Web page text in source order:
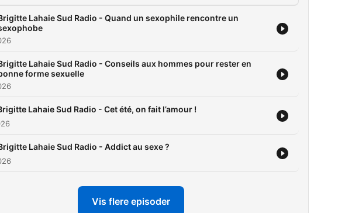
Lahaie Sud Radio - Quand un sexophile rencontre un
Lahaie Sud Radio - Conseils aux hommes pour rester en
forme sexuelle
Lahaie Sud Radio - Cet été, on fait l’amour !
Lahaie Sud Radio - Addict au sexe ?
Vis flere episoder